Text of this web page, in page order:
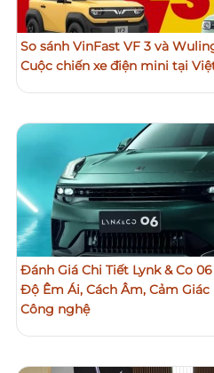
So sánh VinFast VF 3 và
Cuộc chiến xe điện mini tại
Đánh Giá Chi Tiết Lynk & Co
Độ Êm Ái, Cách Âm, Cảm Giác
Công nghệ